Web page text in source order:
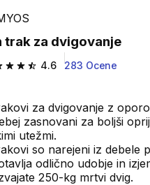
trak za dvigovanje
4.6
od 5 zvezdic from 283 ocene
283 Ocene
za dvigovanje z
zasnovani za boljši
utežmi.
so narejeni iz debele
odlično udobje in
250-kg mrtvi dvig.